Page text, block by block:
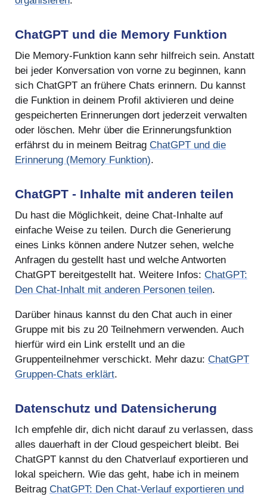
ChatGPT und die Memory Funktion
Die Memory-Funktion kann sehr hilfreich sein. Anstatt
bei jeder Konversation von vorne zu beginnen, kann
sich ChatGPT an frühere Chats erinnern. Du kannst
die Funktion in deinem Profil aktivieren und deine
gespeicherten Erinnerungen dort jederzeit verwalten
oder löschen. Mehr über die Erinnerungsfunktion
erfährst du in meinem Beitrag ChatGPT und die
Erinnerung (Memory Funktion).
ChatGPT - Inhalte mit anderen teilen
Du hast die Möglichkeit, deine Chat-Inhalte auf
einfache Weise zu teilen. Durch die Generierung
eines Links können andere Nutzer sehen, welche
Anfragen du gestellt hast und welche Antworten
ChatGPT bereitgestellt hat. Weitere Infos: ChatGPT:
Den Chat-Inhalt mit anderen Personen teilen.
Darüber hinaus kannst du den Chat auch in einer
Gruppe mit bis zu 20 Teilnehmern verwenden. Auch
hierfür wird ein Link erstellt und an die
Gruppenteilnehmer verschickt. Mehr dazu: ChatGPT
Gruppen-Chats erklärt.
Datenschutz und Datensicherung
Ich empfehle dir, dich nicht darauf zu verlassen, dass
alles dauerhaft in der Cloud gespeichert bleibt. Bei
ChatGPT kannst du den Chatverlauf exportieren und
lokal speichern. Wie das geht, habe ich in meinem
Beitrag ChatGPT: Den Chat-Verlauf exportieren und